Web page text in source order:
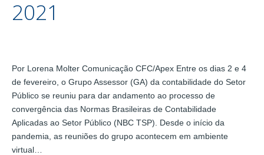
2021
Por Lorena Molter Comunicação CFC/Apex Entre os dias 2 e 4
de fevereiro, o Grupo Assessor (GA) da contabilidade do Setor
Público se reuniu para dar andamento ao processo de
convergência das Normas Brasileiras de Contabilidade
Aplicadas ao Setor Público (NBC TSP). Desde o início da
pandemia, as reuniões do grupo acontecem em ambiente
virtual…